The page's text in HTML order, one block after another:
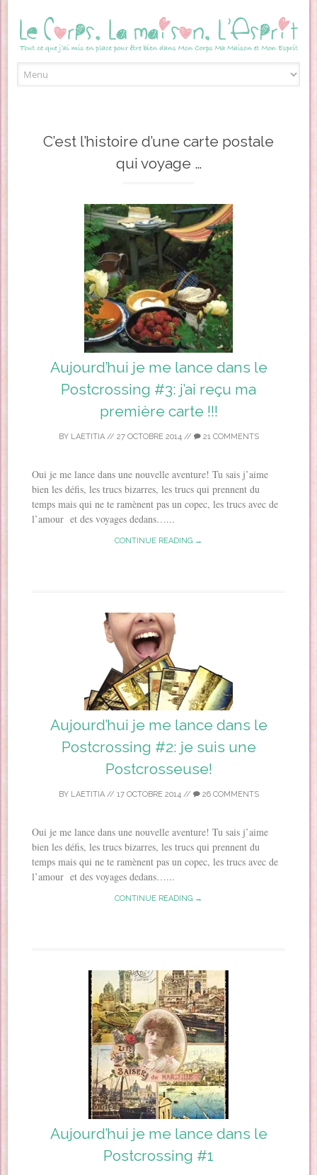
C’est l’histoire d’une carte postale
qui voyage …
Aujourd’hui je me lance dans le
Postcrossing #3: j’ai reçu ma
première carte !!!
BY LAETITIA// 27 OCTOBRE 2014 // 21 COMMENTS
Oui je me lance dans une nouvelle aventure! Tu sais j’aime
bien les défis, les trucs bizarres, les trucs qui prennent du
temps mais qui ne te ramènent pas un copec, les trucs avec de
l’amour et des voyages dedans…...
CONTINUE READING →
Aujourd’hui je me lance dans le
Postcrossing #2: je suis une
Postcrosseuse!
BY LAETITIA// 17 OCTOBRE 2014 // 26 COMMENTS
Oui je me lance dans une nouvelle aventure! Tu sais j’aime
bien les défis, les trucs bizarres, les trucs qui prennent du
temps mais qui ne te ramènent pas un copec, les trucs avec de
l’amour et des voyages dedans…...
CONTINUE READING →
Aujourd’hui je me lance dans le
Postcrossing #1